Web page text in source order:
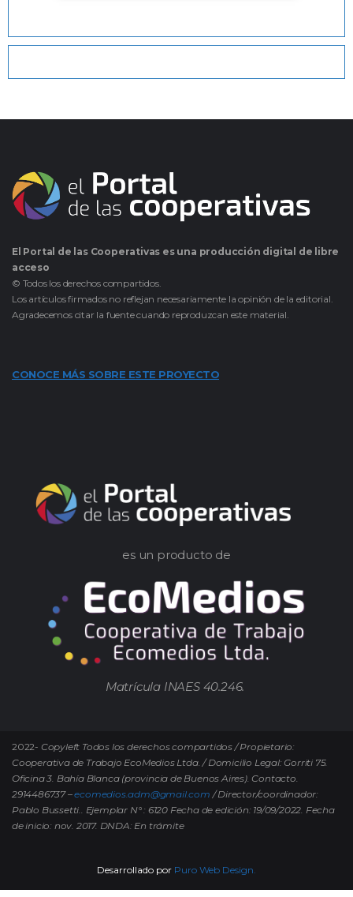
El Portal de las Cooperativas es una producción digital de libre
acceso
© Todos los derechos compartidos.
Los artículos firmados no reflejan necesariamente la opinión de la editorial.
Agradecemos citar la fuente cuando reproduzcan este material.
CONOCE MÁS SOBRE ESTE PROYECTO
es un producto de
Matrícula INAES 40.246.
2022- Copyleft Todos los derechos compartidos / Propietario:
Cooperativa de Trabajo EcoMedios Ltda. / Domicilio Legal: Gorriti 75.
Oficina 3. Bahía Blanca (provincia de Buenos Aires). Contacto.
2914486737 –ecomedios.adm@gmail.com / Director/coordinador:
Pablo Bussetti.. Ejemplar N° : 6120 Fecha de edición: 19/09/2022. Fecha
de inicio: nov. 2017. DNDA: En trámite
Desarrollado por Puro Web Design.